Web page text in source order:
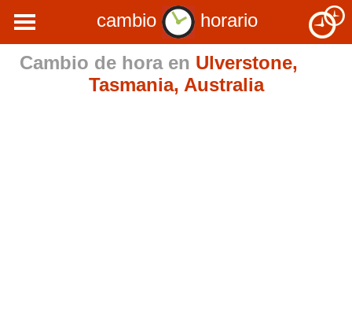
cambio
horario
Cambio de hora en Ulverstone,
Tasmania, Australia